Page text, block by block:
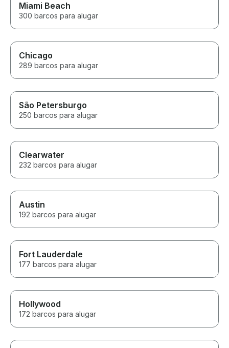
Miami Beach
300 barcos para alugar
Chicago
289 barcos para alugar
São Petersburgo
250 barcos para alugar
Clearwater
232 barcos para alugar
Austin
192 barcos para alugar
Fort Lauderdale
177 barcos para alugar
Hollywood
172 barcos para alugar